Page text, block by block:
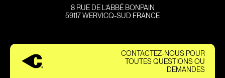
8 RUE DE L’ABBÉ BONPAIN
59117 WERVICQ-SUD FRANCE
CONTACTEZ-NOUS POUR
TOUTES QUESTIONS OU
DEMANDES